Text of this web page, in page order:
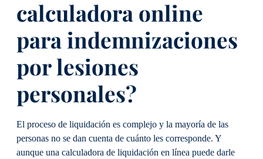
calculadora online
para indemnizaciones
por lesiones
personales?
El proceso de liquidación es complejo y la mayoría de las
personas no se dan cuenta de cuánto les corresponde. Y
aunque una calculadora de liquidación en línea puede darle